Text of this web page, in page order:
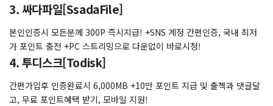
3. 싸다파일[SsadaFile]
본인인증시 모든분께 300P 즉시지급! +SNS 계정 간편인증, 국내 최저
가 포인트 충전 +PC 스트리밍으로 다운없이 바로시청!
4. 투디스크[Todisk]
간편가입후 인증완료시 6,000MB +10만 포인트 지급 및 출첵과 댓글달
고, 무료 포인트혜택 받기, 모바일 지원!